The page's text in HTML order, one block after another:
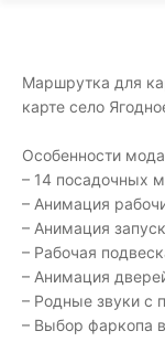
Маршрутка для
карте село
Особенности
– 14 посадочных
– Анимация
– Анимация
– Рабочая
– Анимация
– Родные звуки с
– Выбор фаркопа